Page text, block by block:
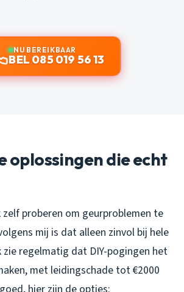
NU BEREIKBAAR
BEL 085 019 56 13
oplossingen die echt
proberen om geurproblemen te
mij is dat alleen zinvol bij hele
zie regelmatig dat DIY-pogingen het
met leidingschade tot €2000